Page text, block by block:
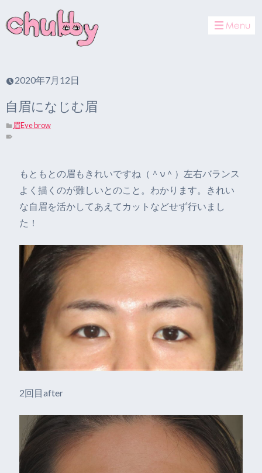
2020年7月12日
自眉になじむ眉
眉Eye brow
もともとの眉もきれいですね（＾ν＾）左右バランス
よく描くのが難しいとのこと。わかります。きれい
な自眉を活かしてあえてカットなどせず行いまし
た！
2回目after